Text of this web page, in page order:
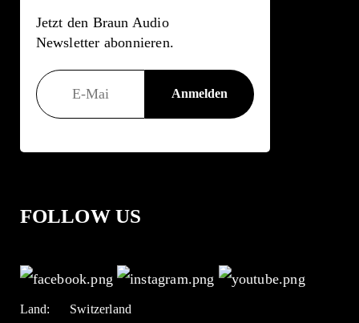
Jetzt den Braun Audio
Newsletter abonnieren.
FOLLOW US
Land: Switzerland